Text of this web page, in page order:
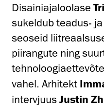
Disainiajaloolase
sukeldub teadus-
seoseid
piirangute ning
vahel. Arhitekt
intervjuus Justin